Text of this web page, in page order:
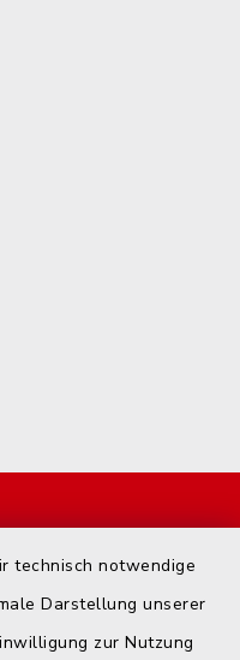
technisch notwendige
Darstellung unserer
zur Nutzung